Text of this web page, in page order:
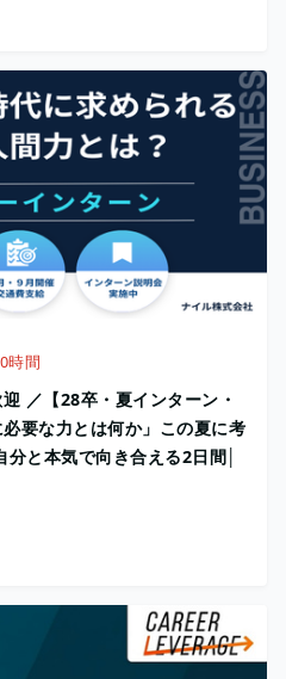
時間
／【28卒・夏インターン・
要な力とは何か」この夏に考
と本気で向き合える2日間│